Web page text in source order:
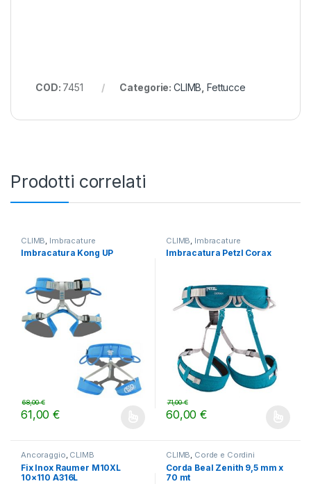
COD: 7451 Categorie: CLIMB Fettucce
Prodotti correlati
CLIMB Imbracature
Imbracatura Kong UP
61,00€
68,00€
Questo prodotto ha più varianti. Le opzioni possono essere
CLIMB Imbracature
Imbracatura Petzl Corax
60,00€
71,00€
Questo prodotto ha più
Ancoraggio, CLIMB
Fix Inox Raumer M10XL
10×110 A316L
CLIMB, Corde e Cordini
Corda Beal Zenith 9,5 mm x
70 mt